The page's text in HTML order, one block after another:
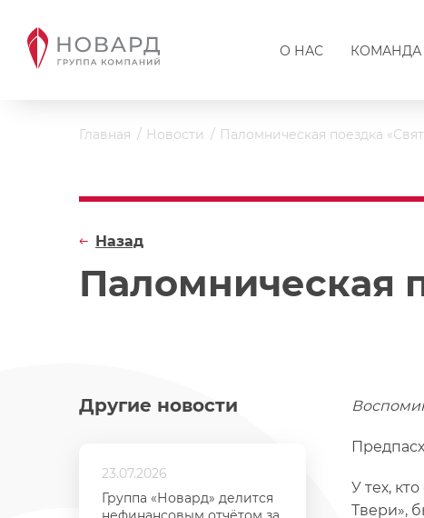
О НАС КОМАНДА
Главная Новости Паломническая поездка
Паломническая
Назад
Другие новости
23.07.2026
Группа «Новард» делится
У тех,
Твери»,